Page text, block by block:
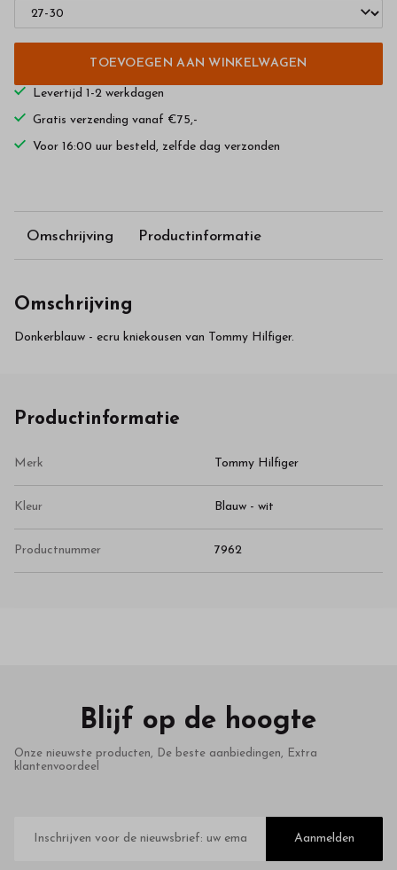
TOEVOEGEN AAN WINKELWAGEN
Levertijd 1-2 werkdagen
Gratis verzending vanaf €75,-
Voor 16:00 uur besteld, zelfde dag verzonden
Omschrijving Productinformatie
Omschrijving
Donkerblauw - ecru kniekousen van Tommy Hilfiger.
Productinformatie
Merk Tommy Hilfiger
Kleur Blauw - wit
Productnummer 7962
Blijf op de hoogte
Onze nieuwste producten, De beste aanbiedingen, Extra
klantenvoordeel
mailadres
Aanmelden